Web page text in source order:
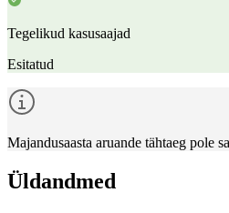
Tegelikud kasusaajad
Esitatud
Majandusaasta aruande tähtaeg pole
Üldandmed